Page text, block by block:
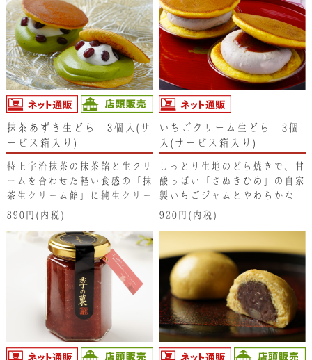
抹茶あずき生どら 3個入(サ
ービス箱入り)
特上宇治抹茶の抹茶餡と生クリ
ームを合わせた軽い食感の「抹
茶生クリーム餡」に純生クリー
ムを合わせ、さらに 味わい濃
厚で柔らかく炊き上げた「丹波
大納言小豆」の鹿の子を散りば
めています。"ふんわり“で"し
っとり“とした抹茶香る生どら
は、しっかり冷やしてお召し上
がり頂くと､しっとりどら焼き
と冷えた抹茶クリーム餡のハー
モニーがより一層お楽しみいた
だけます。
890円(内税)
いちごクリーム生どら 3個
入(サービス箱入り)
しっとり生地のどら焼きで、甘
酸っぱい「さぬきひめ」の自家
製いちごジャムとやわらかな
いちご生クリーム餡をサンドし
た生どらです。
920円(内税)